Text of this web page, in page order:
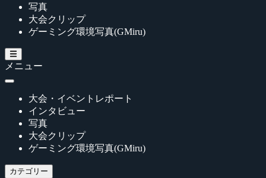
写真
大会クリップ
ゲーミング環境写真(GMiru)
メニュー
大会・イベントレポート
インタビュー
写真
大会クリップ
ゲーミング環境写真(GMiru)
カテゴリー